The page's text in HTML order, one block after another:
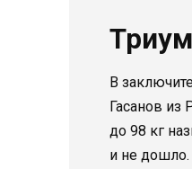
В
Гасанов из
до 98 кг
и не дошло.